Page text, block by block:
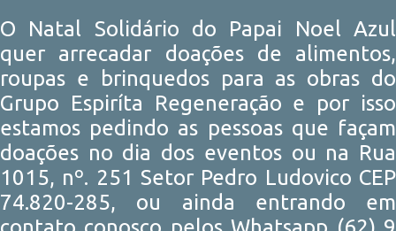
O Natal Solidário do Papai Noel Azul
quer arrecadar doações de alimentos,
roupas e brinquedos para as obras do
Grupo Espiríta Regeneração e por isso
estamos pedindo as pessoas que façam
doações no dia dos eventos ou na Rua
1015, nº. 251 Setor Pedro Ludovico CEP
74.820-285, ou ainda entrando em